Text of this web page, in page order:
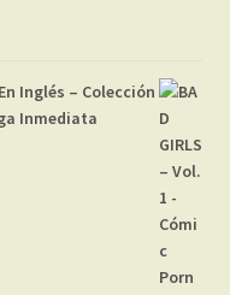
Inglés – Colección
Inmediata